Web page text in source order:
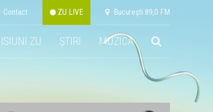
Contact ZU LIVE Bucureşti 89,0 FM
ZU ȘTIRI MUZICA